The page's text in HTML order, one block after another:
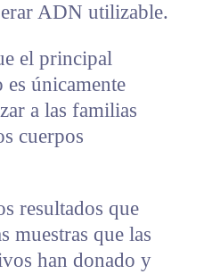
ADN utilizable.
el principal
es únicamente
a las familias
cuerpos
resultados que
muestras que las
han donado y